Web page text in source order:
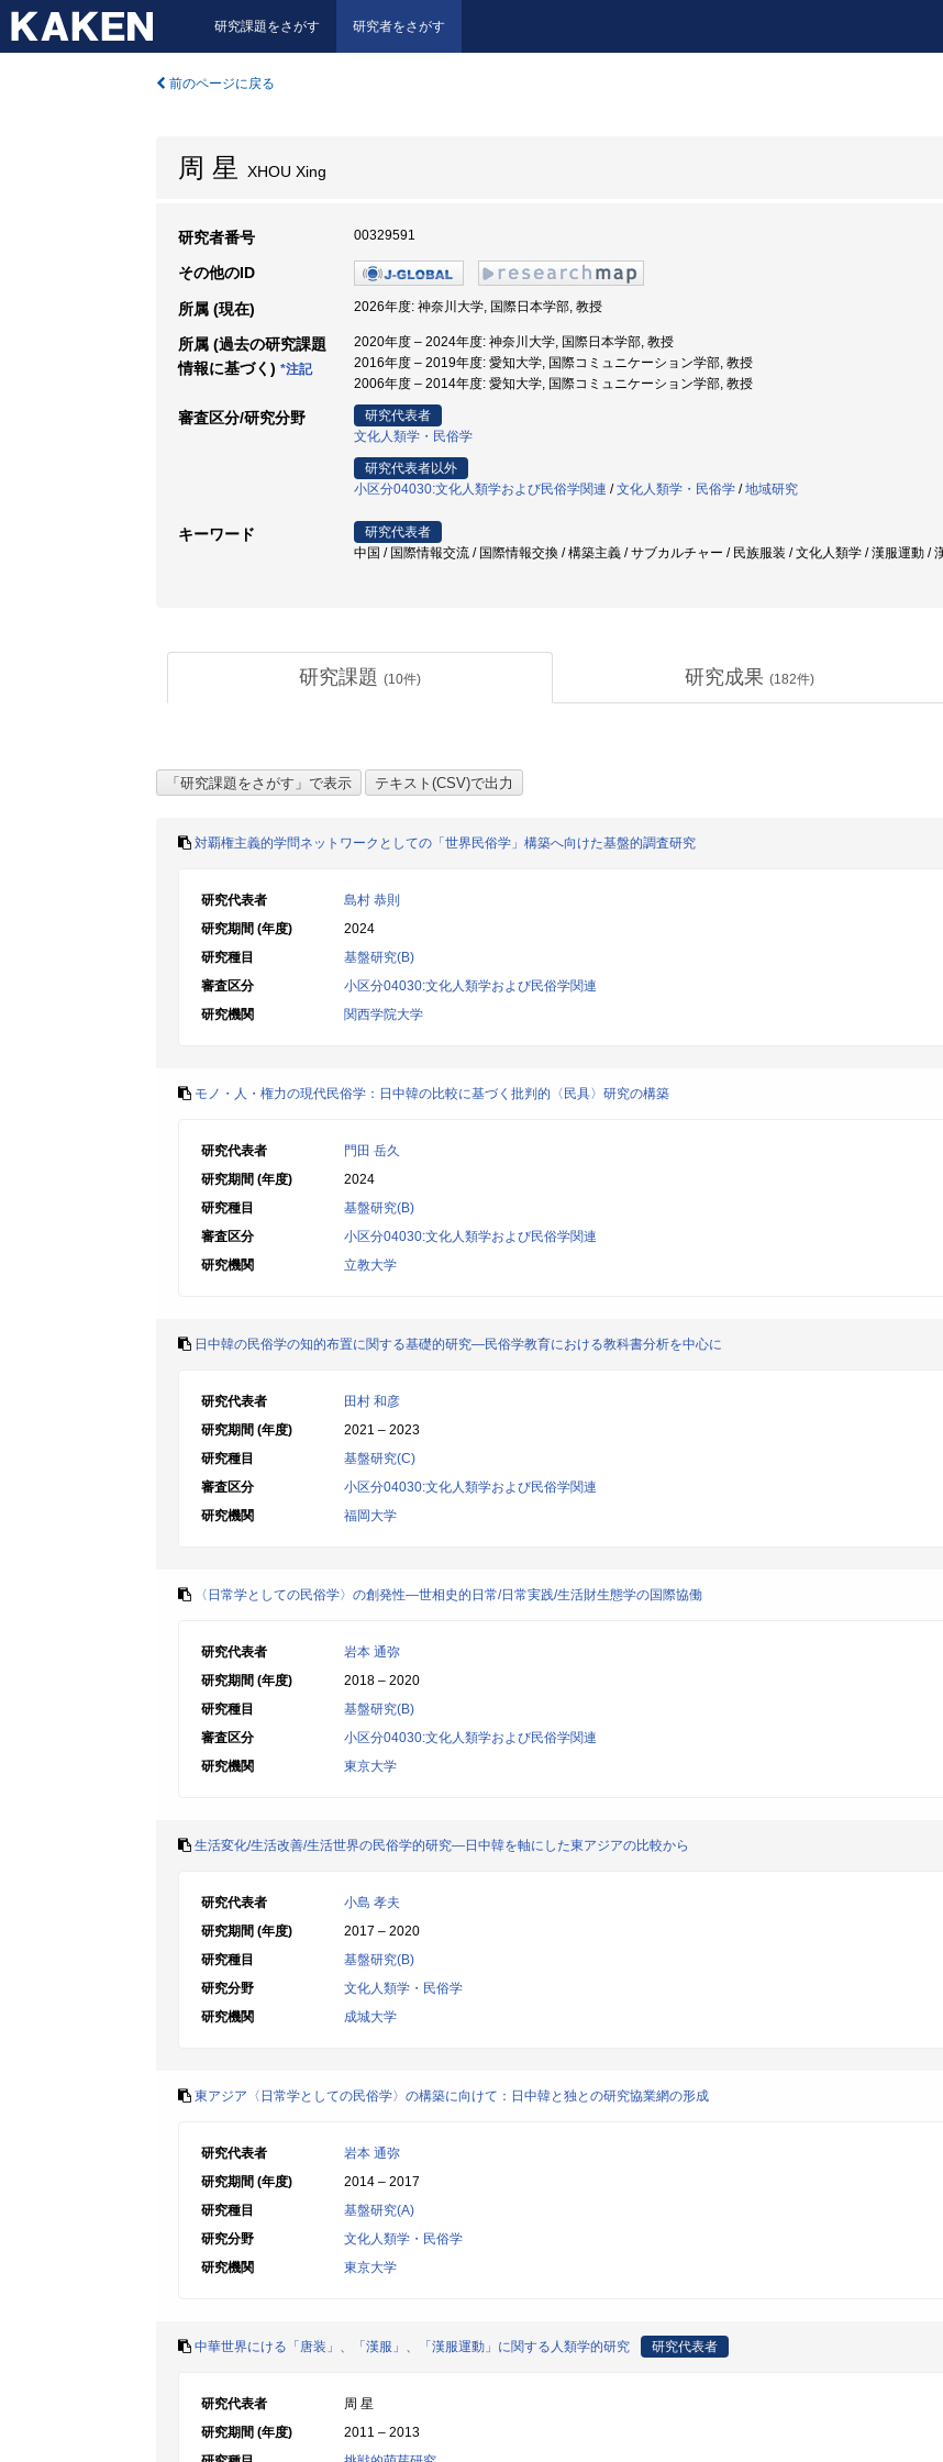
研究課題をさがす 研究者をさがす
前のページに戻る
周 星 XHOU Xing
研究者番号 00329591
その他のID
所属 (現在) 2026年度: 神奈川大学, 国際日本学部, 教授
所属 (過去の研究課題
情報に基づく) *注記
2020年度 – 2024年度: 神奈川大学, 国際日本学部, 教授
2016年度 – 2019年度: 愛知大学, 国際コミュニケーション学部, 教授
2006年度 – 2014年度: 愛知大学, 国際コミュニケーション学部, 教授
審査区分/研究分野
研究代表者
文化人類学・民俗学
研究代表者以外
小区分04030:文化人類学および民俗学関連 /文化人類学・民俗学 /地域研究
キーワード
研究代表者
中国 / 国際情報交流 / 国際情報交換 / 構築主義 / サブカルチャー / 民族服装 / 文化人類学 / 漢服運動 /
研究課題 (10件) 研究成果 (182件)
対覇権主義的学問ネットワークとしての「世界民俗学」構築へ向けた基盤的調査研究
研究代表者
島村 恭則
研究期間 (年度)
2024
研究種目
基盤研究(B)
審査区分
小区分04030:文化人類学および民俗学関連
研究機関
関西学院大学
モノ・人・権力の現代民俗学：日中韓の比較に基づく批判的〈民具〉研究の構築
研究代表者
門田 岳久
研究期間 (年度)
2024
研究種目
基盤研究(B)
審査区分
小区分04030:文化人類学および民俗学関連
研究機関
立教大学
日中韓の民俗学の知的布置に関する基礎的研究―民俗学教育における教科書分析を中心に
研究代表者
田村 和彦
研究期間 (年度)
2021 – 2023
研究種目
基盤研究(C)
審査区分
小区分04030:文化人類学および民俗学関連
研究機関
福岡大学
〈日常学としての民俗学〉の創発性―世相史的日常/日常実践/生活財生態学の国際協働
研究代表者
岩本 通弥
研究期間 (年度)
2018 – 2020
研究種目
基盤研究(B)
審査区分
小区分04030:文化人類学および民俗学関連
研究機関
東京大学
生活変化/生活改善/生活世界の民俗学的研究―日中韓を軸にした東アジアの比較から
研究代表者
小島 孝夫
研究期間 (年度)
2017 – 2020
研究種目
基盤研究(B)
研究分野
文化人類学・民俗学
研究機関
成城大学
東アジア〈日常学としての民俗学〉の構築に向けて：日中韓と独との研究協業網の形成
研究代表者
岩本 通弥
研究期間 (年度)
2014 – 2017
研究種目
基盤研究(A)
研究分野
文化人類学・民俗学
研究機関
東京大学
中華世界にける「唐装」、「漢服」、「漢服運動」に関する人類学的研究 研究代表者
研究代表者
周 星
研究期間 (年度)
2011 – 2013